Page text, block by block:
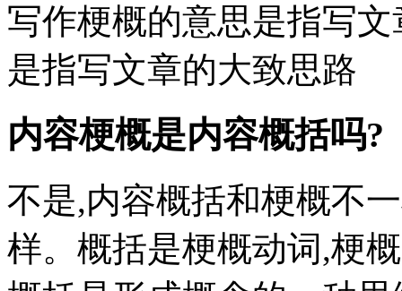
写作梗概的意思是指写
是指写文章的大致思路
内容梗概是内容概括吗?
不是,内容概括和梗概不
样。概括是梗概动词,梗